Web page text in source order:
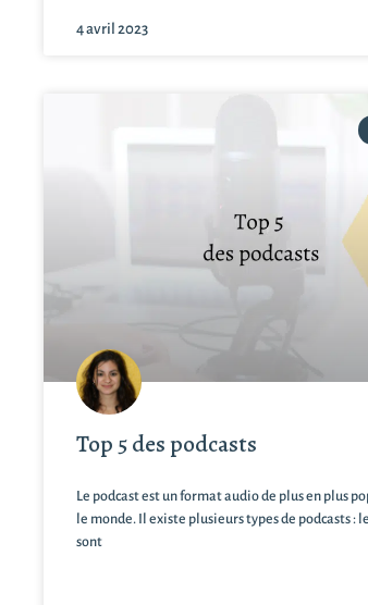
4 avril 2023
Top 5 des podcasts
Le podcast est un format audio de plus en plus
le monde. Il existe plusieurs types de podcasts :
sont